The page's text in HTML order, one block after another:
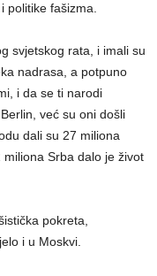
politike fašizma.
svjetskog rata, i imali su
nadrasa, a potpuno
i da se ti narodi
već su oni došli
dali su 27 miliona
Srba dalo je život
pokreta,
i u Moskvi.